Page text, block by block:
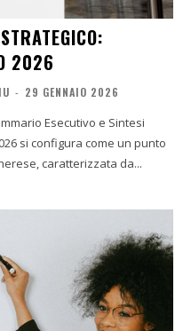
2026
- 29 GENNAIO 2026
caratterizzata da...